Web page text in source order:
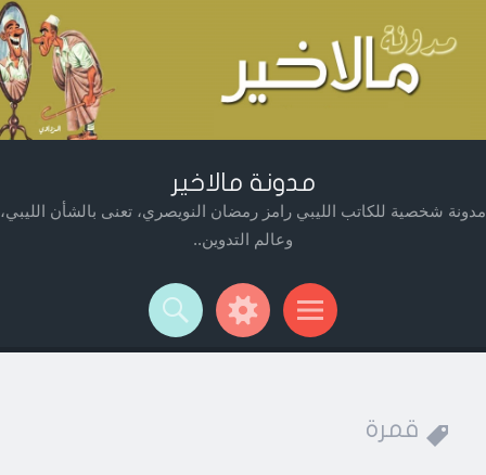
مدونة مالاخير
مدونة شخصية للكاتب الليبي رامز رمضان النويصري، تعنى بالشأن الليبي،
وعالم التدوين..
Menu
Widgets
Search
قمرة